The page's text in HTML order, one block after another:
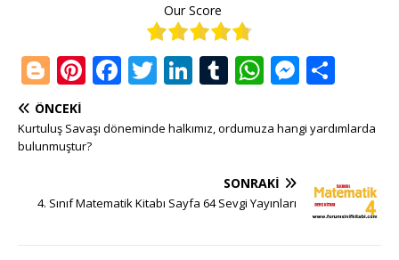
Our Score
Bl
o
g
g
r
Pi
te
r
st
F
c
o
T
it
Li
k
n
T
m
r
W
at
A
p
M
ss
n
g
ar
ÖNCEKI
Kurtuluş Savaşı döneminde halkımız, ordumuza hangi yardımlarda
bulunmuştur?
SONRAKI
4. Sınıf Matematik Kitabı Sayfa 64 Sevgi Yayınları